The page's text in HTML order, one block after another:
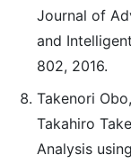
Journal of
and
802, 2016.
Takenori
Takahiro
Analysis